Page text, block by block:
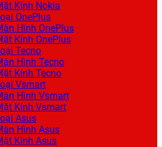
Kính Nokia
OnePlus
Hình OnePlus
Kính OnePlus
Tecno
Hình Tecno
Kính Tecno
Vsmart
Hình Vsmart
Kính Vsmart
Asus
Hình Asus
Kính Asus